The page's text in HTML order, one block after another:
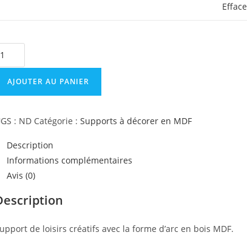
quantité
Support
AJOUTER AU PANIER
: ND Catégorie : Supports à décorer en MDF
Description
Informations complémentaires
Avis (0)
de loisirs créatifs avec la forme d’arc en bois MDF.